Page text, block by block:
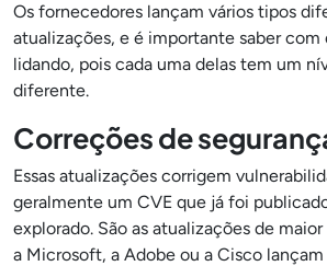
Os fornecedores lançam vários tipos
atualizações, e é importante saber com
lidando, pois cada uma delas tem um
diferente.
Correções de
Essas atualizações corrigem
geralmente um CVE que já foi
explorado. São as atualizações de
a Microsoft, a Adobe ou a Cisco